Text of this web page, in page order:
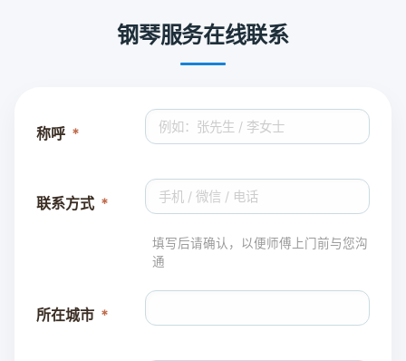
钢琴服务在线联系
称呼
联系方式
填写后请确认，以便师傅上门前与您沟
通
所在城市